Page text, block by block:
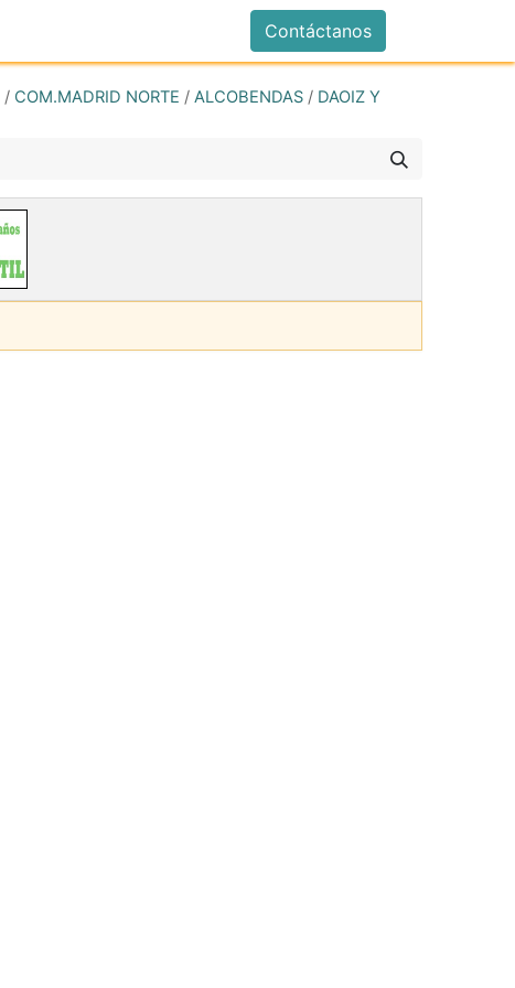
Contáctanos
/ COM.MADRID NORTE / ALCOBENDAS / DAOIZ Y